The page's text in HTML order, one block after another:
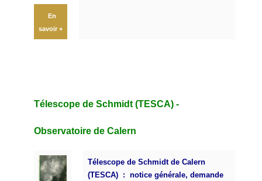
En
savoir +
Télescope de Schmidt (TESCA) -
Observatoire de Calern
Télescope de Schmidt de Calern
(TESCA) : notice générale, demande